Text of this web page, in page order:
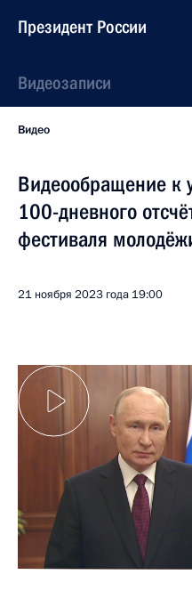
Президент России
Видеозаписи
Видео
Видеообращение к
100-дневного
фестиваля
21 ноября 2023 года 19:00